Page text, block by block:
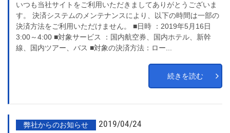
いつも当社サイトをご利用いただきましてありがとうございま
す。 決済システムのメンテナンスにより、以下の時間は一部の
決済方法をご利用いただけません。 ■日時 ：2019年5月16日
3:00～4:00 ■対象サービス ：国内航空券、国内ホテル、新幹
線、国内ツアー、バス ■対象の決済方法：ロー...
続きを読む
弊社からのお知らせ 2019/04/24